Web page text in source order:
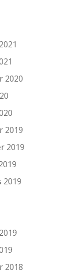
2020
2019
2019
2019
2018